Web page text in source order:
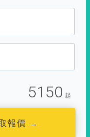
5150 起
報價 →